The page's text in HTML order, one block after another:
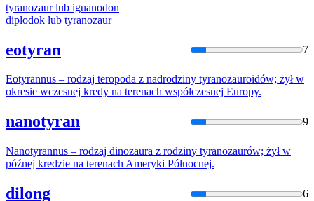
tyranozaurlub iguanodon
diplodok lub tyranozaur
eotyran 7
Eotyrannus – rodzaj teropoda z nadrodziny tyranozauroidów; żył w
okresie wczesnej kredy na terenach współczesnej Europy.
nanotyran 9
Nanotyrannus – rodzaj dinozaura z rodziny tyranozaurów; żył w
późnej kredzie na terenach Ameryki Północnej.
dilong 6